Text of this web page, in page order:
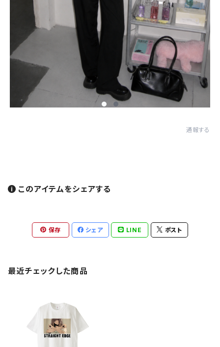
通報する
このアイテムをシェアする
保存 シェア LINE ポスト
最近チェックした商品